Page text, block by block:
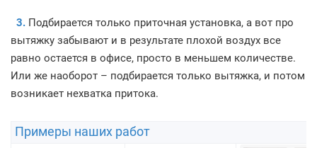
3. Подбирается только приточная установка, а вот про
вытяжку забывают и в результате плохой воздух все
равно остается в офисе, просто в меньшем количестве.
Или же наоборот – подбирается только вытяжка, и потом
возникает нехватка притока.
Примеры наших работ